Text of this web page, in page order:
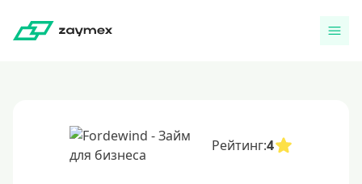
Рейтинг:4